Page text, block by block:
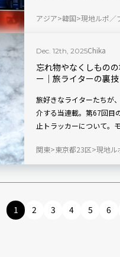
ートや搭乗券を頻繁に出
アジア 韓国 現地ルポ／
Dec. 12th, 2025Chika
忘れ物やなくしもの
ー｜旅ライターの裏
旅好きなライターたちが
介する当連載。第67回目
止トラッカーについて。
タグ型2つの紛失防止ト
どちらのOSでも対応製
関東 東京都23区 現地ル
1 2 3 4 5 6